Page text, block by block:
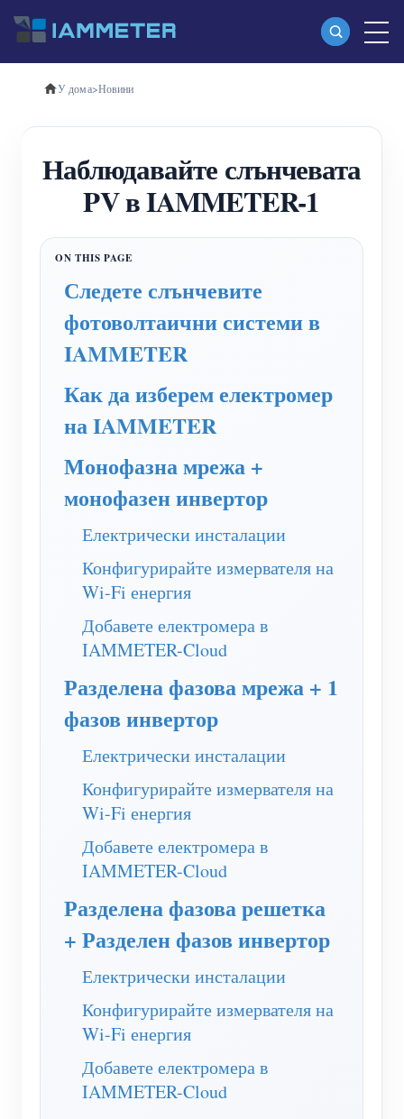
Продукти
(WEM3080)
Трифазен Wi-Fi измервател на енергия
(WEM3080T)
(WEM3046T)
WiFi контролер за захранване
Услуга за самостоятелно хостване
EV зарядно устройство
IAMMETER Симулатор
Виртуален измервателен уред
Система за енергийно прогнозиране и симулация
Приложения
Енергиен монитор на слънчева фотоволтаична
система
Монитор за потребление на електроенергия
Система за управление на фотоволтаични
нагреватели
Домашна автоматизация
Фабричен енергиен мониторинг
Магазин
Ресурси
Бърз старт на продукта
Документ
ЧЗВ
Новини
Блогове
Общност
Разработчик
Разгледайте
Програма за награди
Контакт
За нас
У дома>Новини
Наблюдавайте слънчевата
PV в IAMMETER-1
Следете слънчевите
фотоволтаични системи в
IAMMETER
Как да изберем електромер
на IAMMETER
Монофазна мрежа +
монофазен инвертор
Електрически инсталации
Конфигурирайте измервателя на
Wi-Fi енергия
Добавете електромера в
IAMMETER-Cloud
Разделена фазова мрежа + 1
фазов инвертор
Електрически инсталации
Конфигурирайте измервателя на
Wi-Fi енергия
Добавете електромера в
IAMMETER-Cloud
Разделена фазова решетка
+ Разделен фазов инвертор
Електрически инсталации
Конфигурирайте измервателя на
Wi-Fi енергия
Добавете електромера в
IAMMETER-Cloud